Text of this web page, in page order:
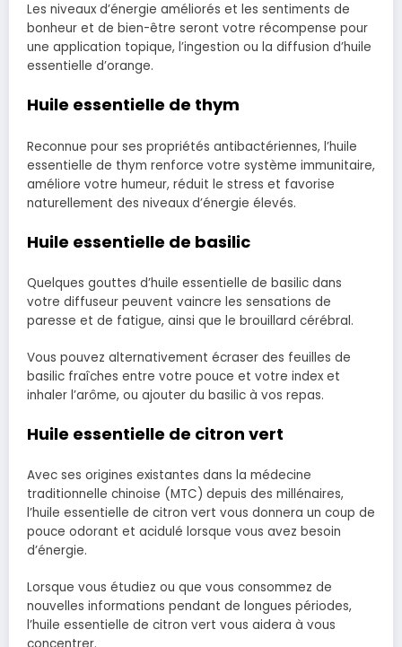
Les niveaux d’énergie améliorés et les sentiments de
bonheur et de bien-être seront votre récompense pour
une application topique, l’ingestion ou la diffusion d’huile
essentielle d’orange.
Huile essentielle de thym
Reconnue pour ses propriétés antibactériennes, l’huile
essentielle de thym renforce votre système immunitaire,
améliore votre humeur, réduit le stress et favorise
naturellement des niveaux d’énergie élevés.
Huile essentielle de basilic
Quelques gouttes d’huile essentielle de basilic dans
votre diffuseur peuvent vaincre les sensations de
paresse et de fatigue, ainsi que le brouillard cérébral.
Vous pouvez alternativement écraser des feuilles de
basilic fraîches entre votre pouce et votre index et
inhaler l’arôme, ou ajouter du basilic à vos repas.
Huile essentielle de citron vert
Avec ses origines existantes dans la médecine
traditionnelle chinoise (MTC) depuis des millénaires,
l’huile essentielle de citron vert vous donnera un coup de
pouce odorant et acidulé lorsque vous avez besoin
d’énergie.
Lorsque vous étudiez ou que vous consommez de
nouvelles informations pendant de longues périodes,
l’huile essentielle de citron vert vous aidera à vous
concentrer.